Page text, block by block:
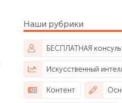
Наши рубрики
БЕСПЛАТНАЯ
Контент
Искусственный